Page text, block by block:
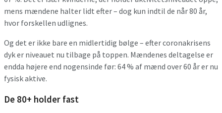
mens mændene halter lidt efter – dog kun indtil de når 80 år,
hvor forskellen udlignes.
Og det er ikke bare en midlertidig bølge – efter coronakrisens
dyk er niveauet nu tilbage på toppen. Mændenes deltagelse er
endda højere end nogensinde før: 64 % af mænd over 60 år er nu
fysisk aktive.
De 80+ holder fast